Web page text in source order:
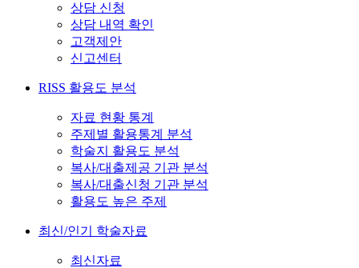
상담 신청
상담 내역 확인
고객제안
신고센터
RISS 활용도 분석
자료 현황 통계
주제별 활용통계 분석
학술지 활용도 분석
복사/대출제공 기관 분석
복사/대출신청 기관 분석
활용도 높은 주제
최신/인기 학술자료
최신자료